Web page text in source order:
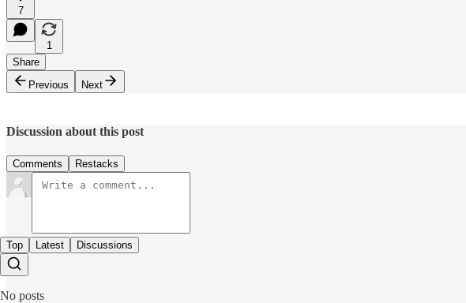
7
1
Share
Previous
Next
Discussion about this post
Comments Restacks
Top Latest Discussions
No posts